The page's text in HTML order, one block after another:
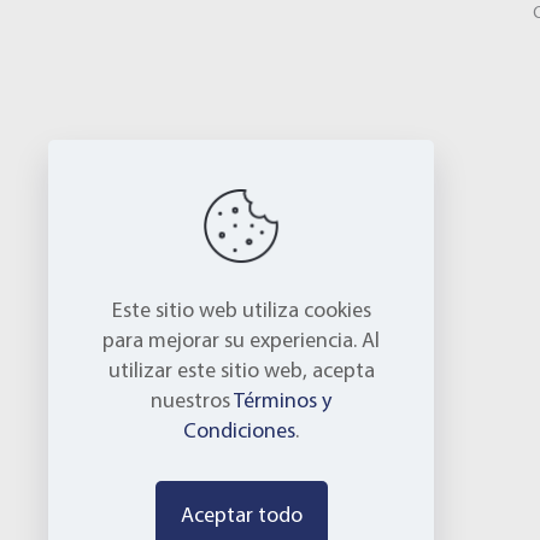
Este sitio web utiliza cookies
para mejorar su experiencia. Al
utilizar este sitio web, acepta
nuestrosTérminos y
Condiciones.
Aceptar todo